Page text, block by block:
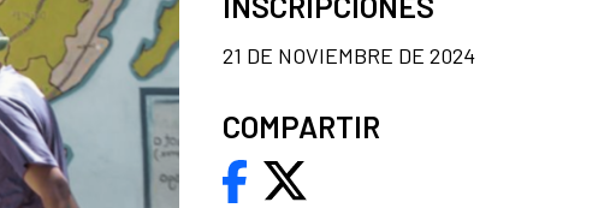
21 DE NOVIEMBRE DE 2024
COMPARTIR